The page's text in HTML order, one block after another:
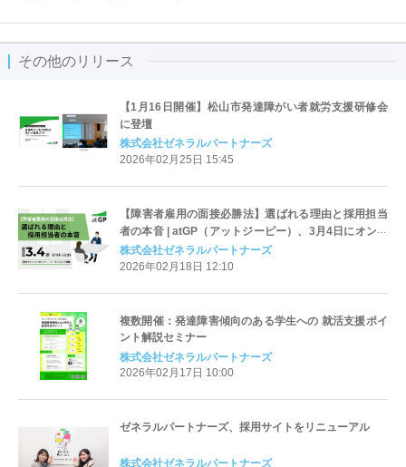
その他のリリース
【1月16日開催】松山市発達障がい者就労支援研修会
に登壇
株式会社ゼネラルパートナーズ
2026年02月25日 15:45
【障害者雇用の面接必勝法】選ばれる理由と採用担当
者の本音 | atGP（アットジーピー）、3月4日にオンラ
インセミナーを開催
株式会社ゼネラルパートナーズ
2026年02月18日 12:10
複数開催：発達障害傾向のある学生への 就活支援ポイ
ント解説セミナー
株式会社ゼネラルパートナーズ
2026年02月17日 10:00
ゼネラルパートナーズ、採用サイトをリニューアル
株式会社ゼネラルパートナーズ